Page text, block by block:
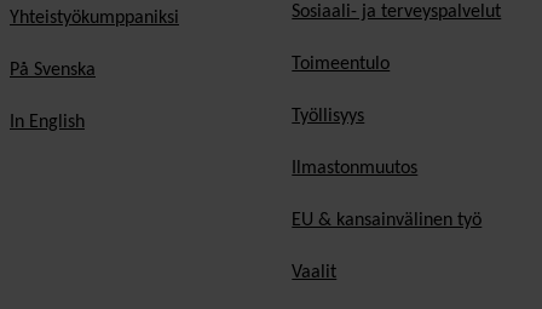
Yhteistyökumppaniksi
På Svenska
In English
Sosiaali- ja terveyspalvelut
Toimeentulo
Työllisyys
Ilmastonmuutos
EU & kansainvälinen työ
Vaalit